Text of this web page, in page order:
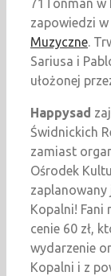
71Tonman w
zapowiedzi
Muzyczne.
Sariusa i
ułożonej
Happysad
Świdnickich
zamiast
Ośrodek
zaplanowany
Kopalni! Fani
cenie 60 zł,
wydarzenie
Kopalni i z